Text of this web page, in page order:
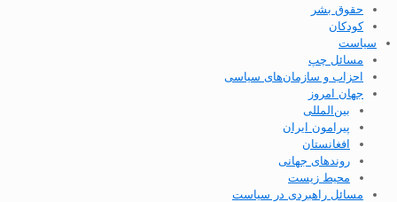
حقوق بشر
کودکان
سیاست
مسائل چپ
احزاب و سازمان‌های سیاسی
جهان امروز
بین‌المللی
پیرامون ایران
افغانستان
روندهای جهانی
محیط زیست
مسائل راهبردی در سیاست